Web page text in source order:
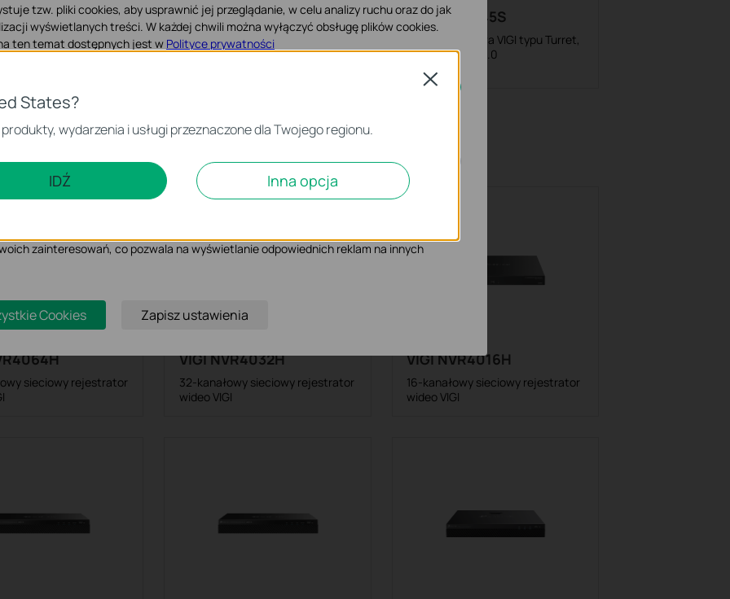
S485
kamera
typu Turret, 8MP
InSight S455
W pełni kolorowa kamera
sieciowa VIGI typu Turret, 5MP
InSight S445S
Kamera sieciowa VIGI typu Turret,
4MP, ColorPro 2.0
wideo
sieciowy rejestrator
VIGI NVR4032H
32-kanałowy sieciowy rejestrator
wideo VIGI
VIGI NVR4016H
16-kanałowy sieciowy rejestrator
wideo VIGI
States?
wydarzenia i usługi przeznaczone dla Twojego regionu.
IDŹ Inna opcja
Close
tzw. pliki cookies, aby usprawnić jej przeglądanie, w celu analizy ruchu oraz do jak
wyświetlanych treści. W każdej chwili można wyłączyć obsługę plików cookies.
ten temat dostępnych jest w Polityce prywatności
analizy i marketingu
są wykorzystywane w celu analizy ruchu na naszej stronie, co umożliwia poprawę i
zainteresowań, co pozwala na wyświetlanie odpowiednich reklam na innych
Cookies Zapisz ustawienia